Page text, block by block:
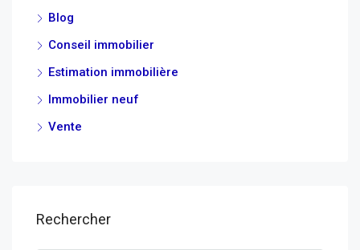
Blog
Conseil immobilier
Estimation immobilière
Immobilier neuf
Vente
Rechercher